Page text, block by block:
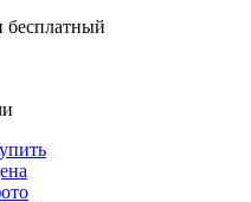
бесплатный